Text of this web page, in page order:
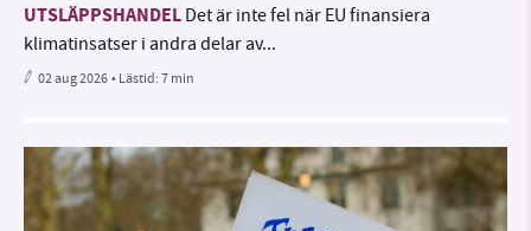
UTSLÄPPSHANDEL Det är inte fel när EU finansiera
klimatinsatser i andra delar av...
02 aug 2026• Lästid:7 min